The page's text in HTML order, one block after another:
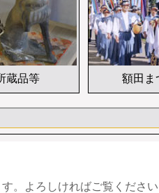
蔵品等 額田ま
。よろしければご覧ください